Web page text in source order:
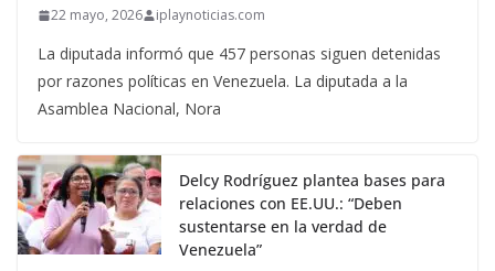
22 mayo, 2026 iplaynoticias.com
La diputada informó que 457 personas siguen detenidas
por razones políticas en Venezuela. La diputada a la
Asamblea Nacional, Nora
Delcy Rodríguez plantea bases para
relaciones con EE.UU.: “Deben
sustentarse en la verdad de
Venezuela”